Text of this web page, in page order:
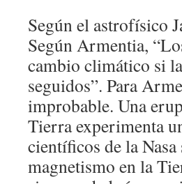
Según el astrofísico
Según Armentia,
cambio climático si
seguidos”. Para
improbable. Una
Tierra experimenta
científicos de la
magnetismo en la